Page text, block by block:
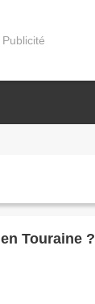
Publicité
Touraine ?